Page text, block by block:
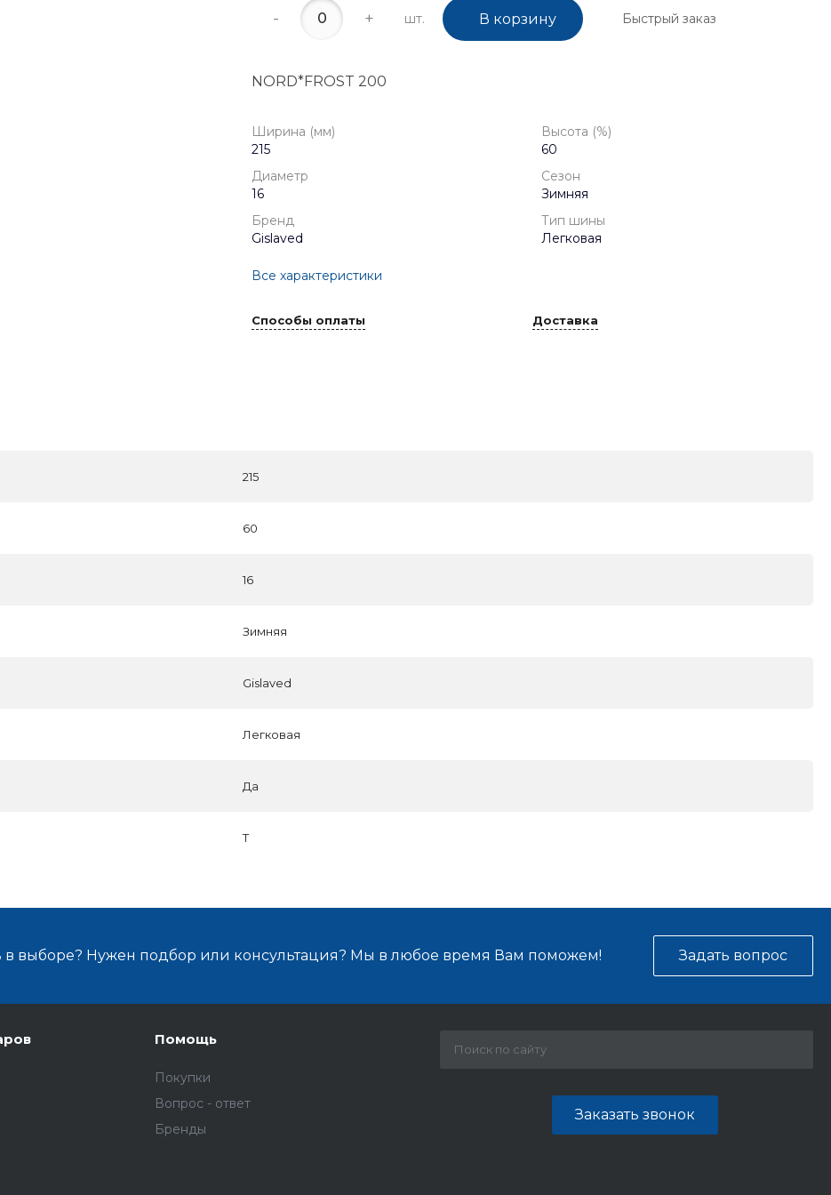
- + шт. В корзину Быстрый заказ
NORD*FROST 200
Ширина (мм)
215
Высота (%)
60
Диаметр
16
Сезон
Зимняя
Бренд
Gislaved
Тип шины
Легковая
Все характеристики
Способы оплаты Доставка
215
60
16
Зимняя
Gislaved
Легковая
Да
T
в выборе? Нужен подбор или консультация? Мы в любое время Вам поможем! Задать вопрос
Помощь
Покупки
Вопрос - ответ
Бренды
Заказать звонок